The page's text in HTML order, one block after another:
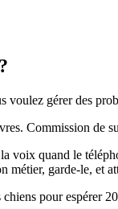
gérer des
Commission de
quand le
métier, garde-le, et
pour espérer